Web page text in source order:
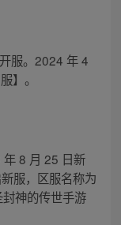
服。2024 年 4
】。
8 月 25 日新
服，区服名称为
神的传世手游